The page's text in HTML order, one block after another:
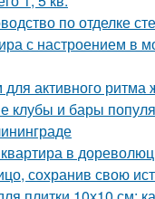
по отделке
с настроением в
активного ритма
клубы и бары
в
сохранив свою